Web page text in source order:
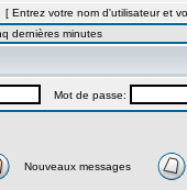
Entrez votre nom d'utilisateur et
dernières minutes
Mot de passe:
Nouveaux messages